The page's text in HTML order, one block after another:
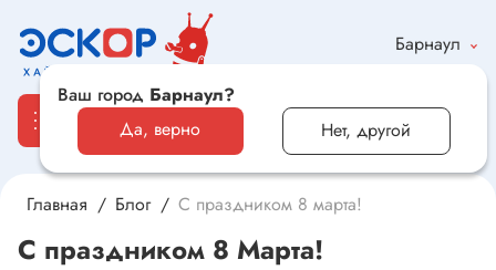
Барнаул
Ваш город Барнаул?
Да, верно
Нет, другой
Каталог
Главная Блог С праздником 8 марта!
С праздником 8 Марта!